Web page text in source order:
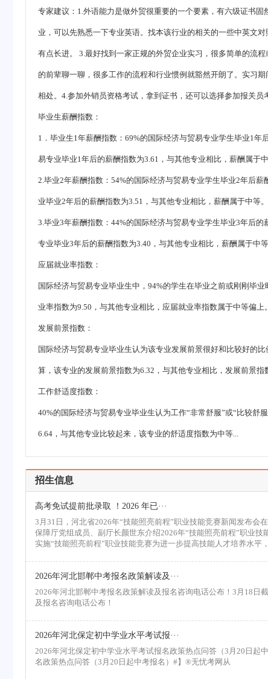
专家建议：1.外语能力是做外贸很重要的一个要素，有六级证书
业，可以先熟悉一下专业英语。找本该行业的相关的一些中英文
有点长进。 3.最好找到一家正规的外贸企业实习，很多简单的流
的前辈聊一聊，很多工作的流程和行业惯例就豁然开朗了。实习
相处。4.参加外销员资格考试，拿到证书，还可以选择参加报关员
毕业生薪酬指数：
1．毕业生1年薪酬指数：69%的国际经济与贸易专业学生毕业1
易专业毕业1年后的薪酬指数为3.61，与其他专业相比，薪酬属于中
2.毕业2年薪酬指数：54%的国际经济与贸易专业学生毕业2年后
业毕业2年后的薪酬指数为3.51，与其他专业相比，薪酬属于中等。
3.毕业3年薪酬指数：44%的国际经济与贸易专业学生毕业3年后
专业毕业3年后的薪酬指数为3.40，与其他专业相比，薪酬属于中等
应届就业率指数：
国际经济与贸易专业毕业生中，94%的学生在毕业之前或刚刚毕
业率指数为9.50，与其他专业相比，应届就业率指数属于中等偏上。
发展前景指数：
国际经济与贸易专业毕业生认为该专业发展前景很好和比较好的
算，该专业的发展前景指数为6.32，与其他专业相比，发展前景指
工作舒适度指数：
40%的国际经济与贸易专业毕业生认为工作“非常舒服”或“比较舒
6.64，与其他专业比较起来，该专业的舒适度指数为中等...
招生信息
高考免试提前批录取 ！2026 年已···
3月31日，河北省2026年“技能照亮前程”职业技能竞赛新闻发布会
保障厅党组成员、副厅长颜世东介绍2026年“技能照亮前程”职业
实施“技能照亮前程”职业技能竞赛为进一步提高技能人才培养水平
2026年河北邯郸中考报名政策解读及···
2026年河北邯郸中考报名政策解读及报名咨询电话公布！3月18日
及报名咨询电话公布！
2026年河北保定初中学业水平考试报···
2026年河北保定初中学业水平考试报名政策热点问答（3月20日起
名政策热点问答（3月20日起中考报名）#】®无忧考网从